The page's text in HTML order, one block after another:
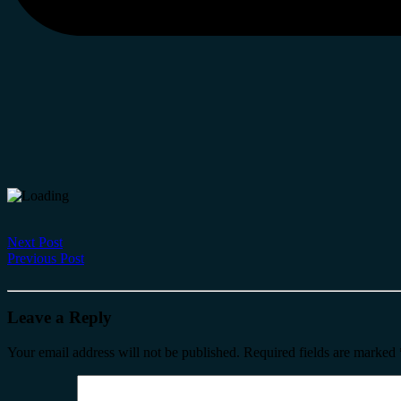
Next Post
Previous Post
Leave a Reply
Your email address will not be published. Required fields are marked